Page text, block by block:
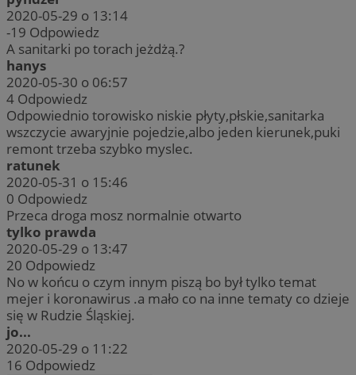
2020-05-29 o 13:14
-19 Odpowiedz
A sanitarki po torach jeżdżą.?
hanys
2020-05-30 o 06:57
4 Odpowiedz
Odpowiednio torowisko niskie płyty,płskie,sanitarka
wszczycie awaryjnie pojedzie,albo jeden kierunek,puki
remont trzeba szybko myslec.
ratunek
2020-05-31 o 15:46
0 Odpowiedz
Przeca droga mosz normalnie otwarto
tylko prawda
2020-05-29 o 13:47
20 Odpowiedz
No w końcu o czym innym piszą bo był tylko temat
mejer i koronawirus .a mało co na inne tematy co dzieje
się w Rudzie Śląskiej.
jo...
2020-05-29 o 11:22
16 Odpowiedz